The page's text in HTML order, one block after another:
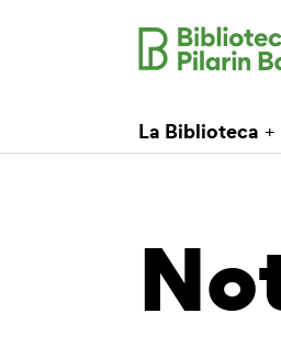
La Biblioteca